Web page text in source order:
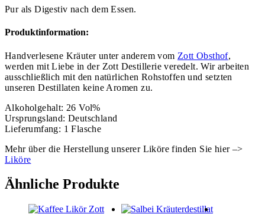
Pur als Digestiv nach dem Essen.
Produktinformation:
Handverlesene Kräuter unter anderem vom Zott Obsthof,
werden mit Liebe in der Zott Destillerie veredelt. Wir arbeiten
ausschließlich mit den natürlichen Rohstoffen und setzten
unseren Destillaten keine Aromen zu.
Alkoholgehalt: 26 Vol%
Ursprungsland: Deutschland
Lieferumfang: 1 Flasche
Mehr über die Herstellung unserer Liköre finden Sie hier –>
Liköre
Ähnliche Produkte